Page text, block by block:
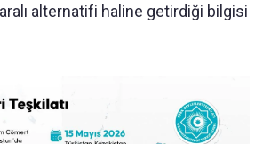
alternatifi haline getirdiği bilgisi